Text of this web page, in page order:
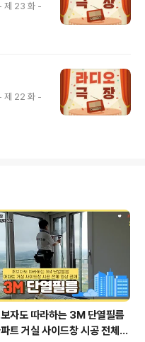
- 제 23 화 -
- 제 22 화 -
자도 따라하는 3M 단열필름
트 거실 사이드창 시공 전체